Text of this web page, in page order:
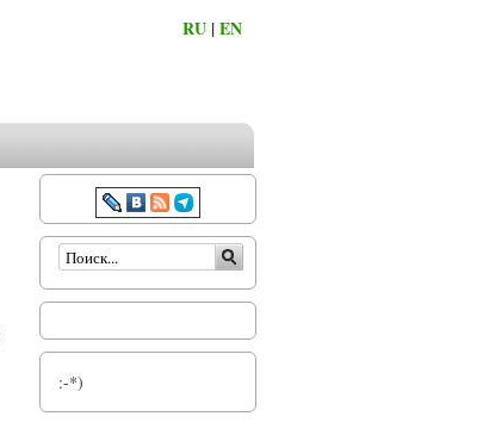
RU |EN
Форма поиска
:-*)